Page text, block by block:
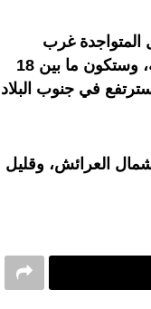
بكل من السهول المتواجدة غرب
الأطلس والجنوب- الشرقي وداخل سوس وبشرق الأقاليم الصحراوية، وستكون ما بين 18
في جنوب البلاد
العرائش، وقليل